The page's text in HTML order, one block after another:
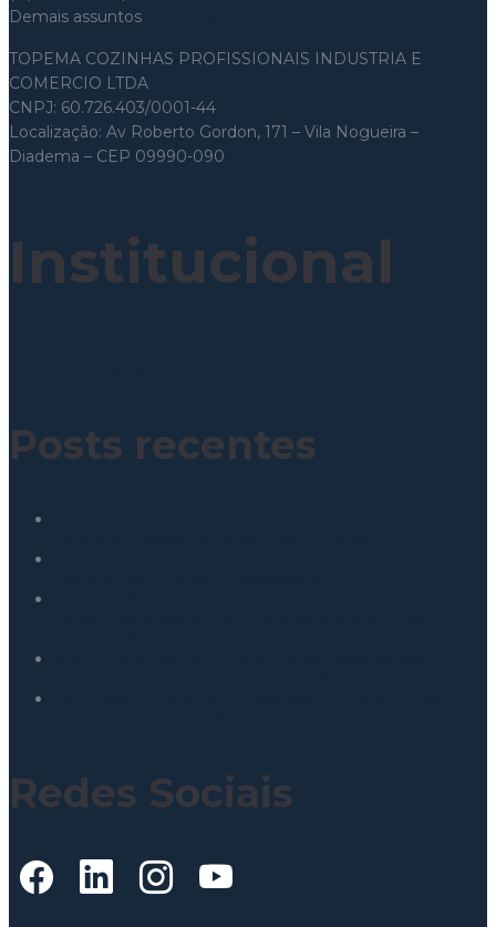
Demais assuntos
TOPEMA COZINHAS PROFISSIONAIS INDUSTRIA E
COMERCIO LTDA
CNPJ: 60.726.403/0001-44
Localização: Av Roberto Gordon, 171 – Vila Nogueira –
Diadema – CEP 09990-090
Institucional
Posts recentes
Redes Sociais